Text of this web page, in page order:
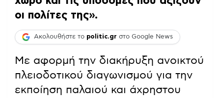
οι πολίτες της».
Ακολουθήστε το politic.gr στο Google News
Με αφορμή την διακήρυξη ανοικτού
πλειοδοτικού διαγωνισμού για την
εκποίηση παλαιού και άχρηστου